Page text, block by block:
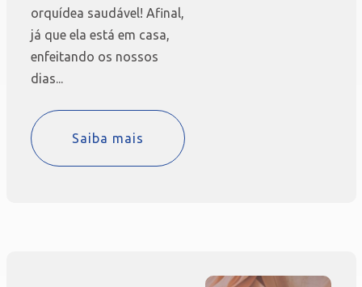
orquídea saudável! Afinal,
já que ela está em casa,
enfeitando os nossos
dias...
Saiba mais